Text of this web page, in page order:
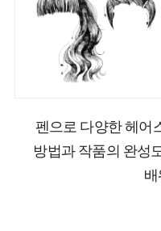
펜으로 다양한 헤어
방법과 작품의 완성